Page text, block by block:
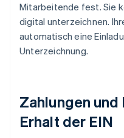
Mitarbeitende fest. Sie
digital unterzeichnen.
automatisch eine
Unterzeichnung.
Zahlungen
Erhalt der EIN